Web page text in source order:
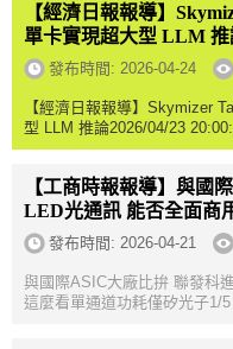
【經濟日報報導】
單卡實現超大型 LLM 推
發布時間: 2026-04-24
【經濟日報報導】Skymizer
型 LLM 推論2026/04/23
https://money.udn.com/
【工商時報報導】與國
LED光通訊 能否全面商
發布時間: 2026-04-21
與國際ASIC大廠比拚 聯發科
這麼看單通道功耗僅矽光子1/5，